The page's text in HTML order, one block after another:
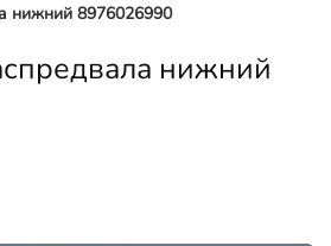
нижний 8976026990
нижний